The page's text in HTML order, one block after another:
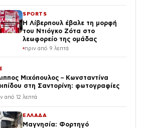
SPORTS
Η Λίβερπουλ έβαλε τη μορφή
του Ντιόγκο Ζότα στο
λεωφορείο της ομάδας
πριν από 9 λεπτά
Μιχόπουλος – Κωνσταντίνα
στη Σαντορίνη: φωτογραφίες
από 12 λεπτά
ΕΛΛΑΔΑ
Μαγνησία: Φορτηγό